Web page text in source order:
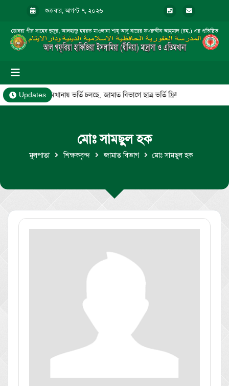
শুক্রবার, আগস্ট ৭, ২০২৬
Updates
মাদ্রাসা ও এতিমখানায় ভর্তি চলছে, জামাত বিভাগে ছাত্র ভর্তি ফ্রি!
মোঃ সামছুল হক
মুলপাতা শিক্ষকবৃন্দ জামাত বিভাগ মোঃ সামছুল হক